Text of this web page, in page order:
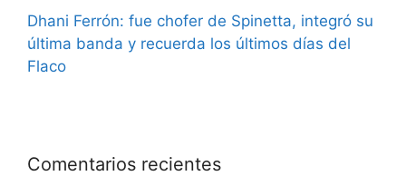
Dhani Ferrón: fue chofer de Spinetta, integró su
última banda y recuerda los últimos días del
Flaco
Comentarios recientes